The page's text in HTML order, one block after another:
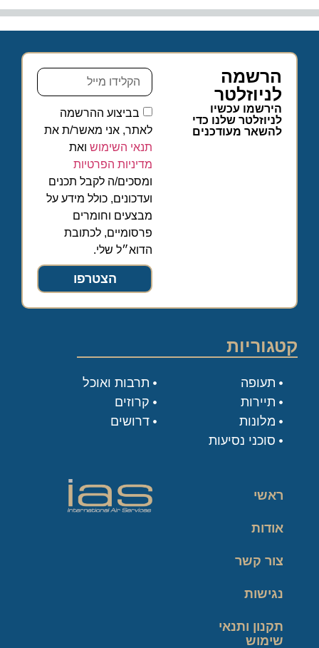
הרשמה
לניוזלטר
הירשמו עכשיו
לניוזלטר שלנו כדי
להשאר מעודכנים
בביצוע ההרשמה
לאתר, אני מאשר/ת את
תנאי השימוש ואת
מדיניות הפרטיות
ומסכים/ה לקבל תכנים
ועדכונים, כולל מידע על
מבצעים וחומרים
פרסומיים, לכתובת
הדוא״ל שלי.
הצטרפו
קטגוריות
תעופה
תיירות
מלונות
סוכני נסיעות
תרבות ואוכל
קרוזים
דרושים
ראשי
אודות
צור קשר
נגישות
תקנון ותנאי
שימוש